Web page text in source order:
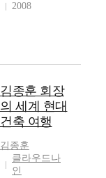
2008
김종훈 회장
의 세계 현대
건축 여행
김종훈
클라우드나
인